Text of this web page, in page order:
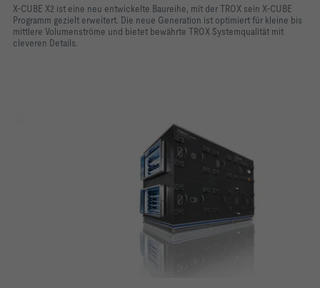
X-CUBE X2 ist eine neu entwickelte Baureihe, mit der TROX sein X-CUBE
Programm gezielt erweitert. Die neue Generation ist optimiert für kleine bis
mittlere Volumenströme und bietet bewährte TROX Systemqualität mit
cleveren Details.